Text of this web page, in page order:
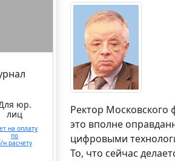
юр.
лиц
на оплату
по
н расчету
Ректор Московского
это вполне
цифровыми
То, что сейчас